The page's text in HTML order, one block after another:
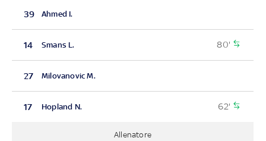
39 Ahmed I.
14 Smans L. 80'
27 Milovanovic M.
17 Hopland N. 62'
Allenatore